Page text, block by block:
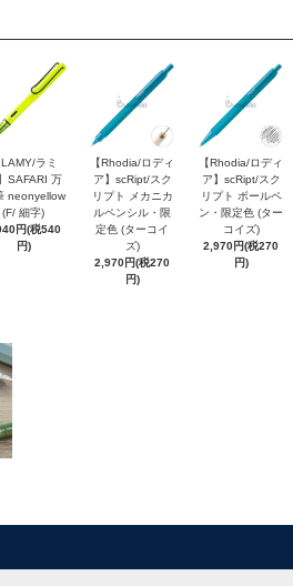
ラミ
SAFARI 万
neonyellow
(F/ 細字)
円(税540
円)
【Rhodia/ロディ
ア】scRipt/スク
リプト メカニカ
ルペンシル・限
定色 (ターコイ
ズ)
2,970円(税270
円)
【Rhodia/ロディ
ア】scRipt/スク
リプト ボールペ
ン・限定色 (ター
コイズ)
2,970円(税270
円)